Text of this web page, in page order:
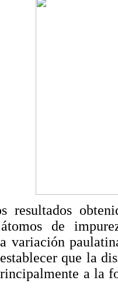
resultados
de
variación
que la
a la